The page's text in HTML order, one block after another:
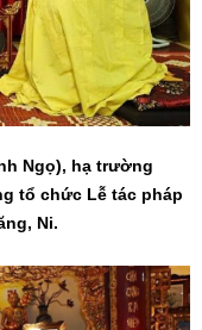
Ngọ), hạ trường
tổ chức Lễ tác pháp
Ni.